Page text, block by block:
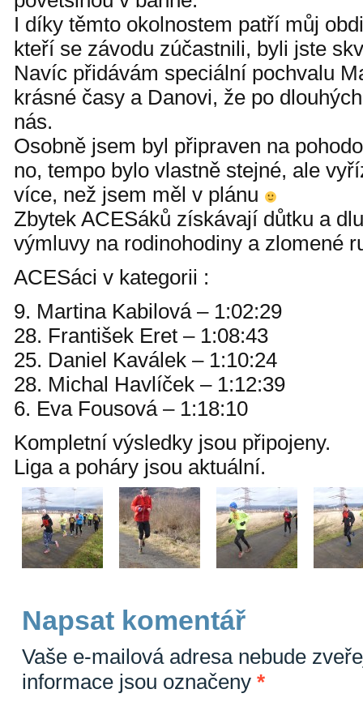
I díky těmto okolnostem patří můj
kteří se závodu zúčastnili, byli jste
Navíc přidávám speciální pochvalu
krásné časy a Danovi, že po
nás.
Osobně jsem byl připraven na
no, tempo bylo vlastně stejné, ale
více, než jsem měl v plánu
Zbytek ACESáků získávají důtku a
výmluvy na rodinohodiny a zlomené
ACESáci v kategorii :
9. Martina Kabilová – 1:02:29
28. František Eret – 1:08:43
25. Daniel Kaválek – 1:10:24
28. Michal Havlíček – 1:12:39
6. Eva Fousová – 1:18:10
Kompletní výsledky jsou připojeny.
Liga a poháry jsou aktuální.
Napsat komentář
Vaše e-mailová adresa nebude
informace jsou označeny *